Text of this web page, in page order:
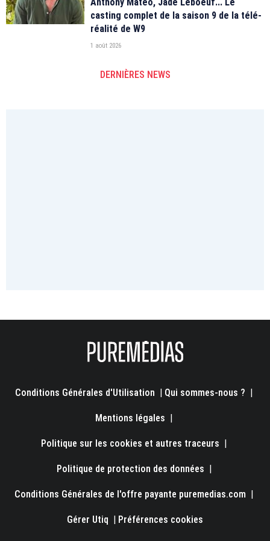
casting complet de la saison 9 de la télé-
réalité de W9
1 août 2026
DERNIÈRES NEWS
Conditions Générales d'Utilisation | Qui sommes-nous ? |
Mentions légales |
Politique sur les cookies et autres traceurs |
Politique de protection des données |
Conditions Générales de l'offre payante puremedias.com |
Gérer Utiq | Préférences cookies